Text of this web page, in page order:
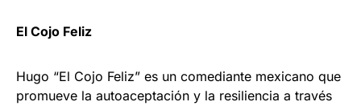
El Cojo Feliz
Hugo “El Cojo Feliz” es un comediante mexicano que
promueve la autoaceptación y la resiliencia a través